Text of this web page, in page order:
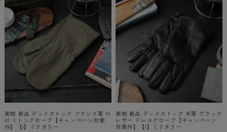
実物 新品 デッドストック フランス軍 M
47 ミトングローブ【キャンペーン対象
外】【I】ミリタリー
実物 新品 デッドストック 米軍 ブラック
レザー ドレスグローブ【キャンペーン
対象外】【I】ミリタリー